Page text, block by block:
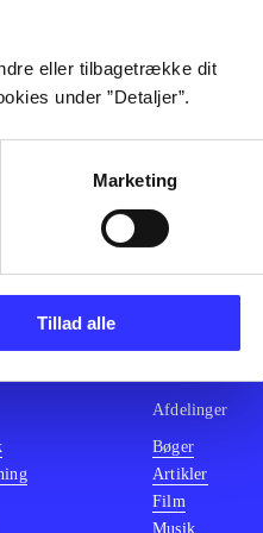
eller tilbagetrække dit
under ”Detaljer”.
Marketing
Tillad alle
Afdelinger
Bøger
Artikler
Film
Musik